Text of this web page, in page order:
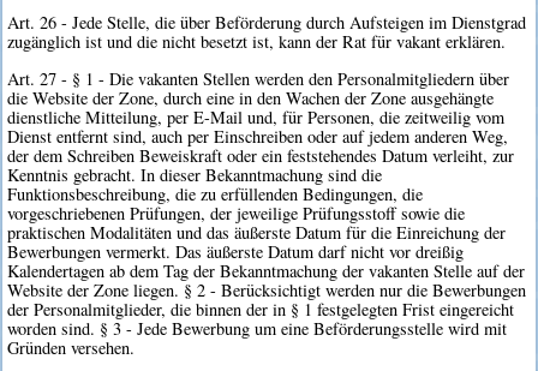
Art. 26 - Jede Stelle, die über Beförderung durch Aufsteigen im Dienstgrad
zugänglich ist und die nicht besetzt ist, kann der Rat für vakant erklären.
Art. 27 - § 1 - Die vakanten Stellen werden den Personalmitgliedern über
die Website der Zone, durch eine in den Wachen der Zone ausgehängte
dienstliche Mitteilung, per E-Mail und, für Personen, die zeitweilig vom
Dienst entfernt sind, auch per Einschreiben oder auf jedem anderen Weg,
der dem Schreiben Beweiskraft oder ein feststehendes Datum verleiht, zur
Kenntnis gebracht. In dieser Bekanntmachung sind die
Funktionsbeschreibung, die zu erfüllenden Bedingungen, die
vorgeschriebenen Prüfungen, der jeweilige Prüfungsstoff sowie die
praktischen Modalitäten und das äußerste Datum für die Einreichung der
Bewerbungen vermerkt. Das äußerste Datum darf nicht vor dreißig
Kalendertagen ab dem Tag der Bekanntmachung der vakanten Stelle auf der
Website der Zone liegen. § 2 - Berücksichtigt werden nur die Bewerbungen
der Personalmitglieder, die binnen der in § 1 festgelegten Frist eingereicht
worden sind. § 3 - Jede Bewerbung um eine Beförderungsstelle wird mit
Gründen versehen.